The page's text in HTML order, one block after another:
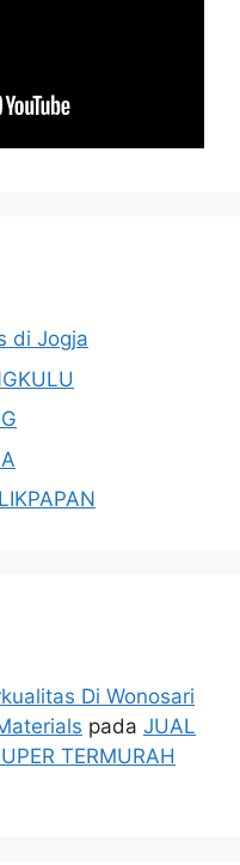
di Jogja
Di Wonosari
pada JUAL
TERMURAH